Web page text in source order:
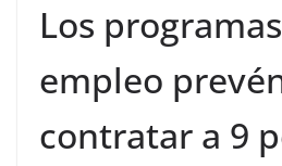
Los
empleo
contratar a 9